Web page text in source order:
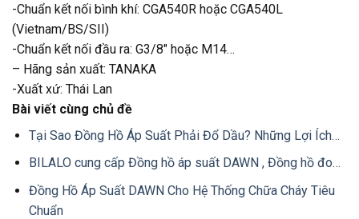
-Chuẩn kết nối bình khí: CGA540R hoặc CGA540L
(Vietnam/BS/SII)
-Chuẩn kết nối đầu ra: G3/8″ hoặc M14…
– Hãng sản xuất: TANAKA
-Xuất xứ: Thái Lan
Bài viết cùng chủ đề
Tại Sao Đồng Hồ Áp Suất Phải Đổ Dầu? Những Lợi Ích…
BILALO cung cấp Đồng hồ áp suất DAWN , Đồng hồ đo…
Đồng Hồ Áp Suất DAWN Cho Hệ Thống Chữa Cháy Tiêu
Chuẩn